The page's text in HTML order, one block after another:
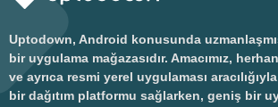
Uptodown, Android konusunda
bir uygulama mağazasıdır. Amacımız,
ve ayrıca resmi yerel uygulaması
bir dağıtım platformu sağlarken, geniş bir